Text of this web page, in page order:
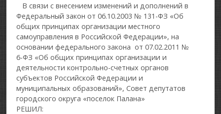
В связи с внесением изменений и дополнений в
Федеральный закон от 06.10.2003 № 131-ФЗ «Об
общих принципах организации местного
самоуправления в Российской Федерации», на
основании федерального закона от 07.02.2011 №
6-ФЗ «Об общих принципах организации и
деятельности контрольно-счетных органов
субъектов Российской Федерации и
муниципальных образований», Совет депутатов
городского округа «поселок Палана»
РЕШИЛ: